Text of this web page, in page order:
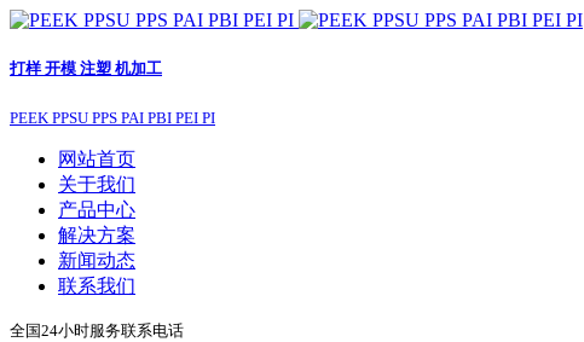
打样 开模 注塑 机加工
PEEK PPSU PPS PAI PBI PEI PI
网站首页
关于我们
产品中心
解决方案
新闻动态
联系我们
全国24小时服务联系电话